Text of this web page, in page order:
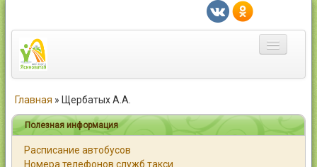
Город
Статьи
Главная » Щербатых А.А.
Полезная информация
Расписание автобусов
Номера телефонов служб такси